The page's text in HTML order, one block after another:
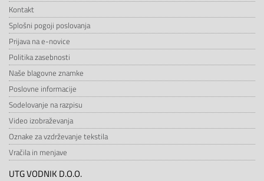
Kontakt
Splošni pogoji poslovanja
Prijava na e-novice
Politika zasebnosti
Naše blagovne znamke
Poslovne informacije
Sodelovanje na razpisu
Video izobraževanja
Oznake za vzdrževanje tekstila
Vračila in menjave
UTG VODNIK D.O.O.